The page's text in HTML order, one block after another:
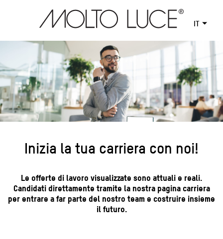
IT
Inizia la tua carriera con noi!
Le offerte di lavoro visualizzate sono attuali e reali.
Candidati direttamente tramite la nostra pagina carriera
per entrare a far parte del nostro team e costruire insieme
il futuro.